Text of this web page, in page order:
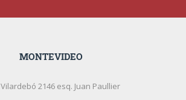
MONTEVIDEO
Vilardebó 2146 esq. Juan Paullier